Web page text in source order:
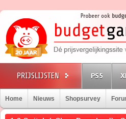
PS5
Home Nieuws Shopsurvey